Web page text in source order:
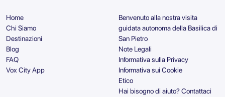
Home
Chi Siamo
Destinazioni
Blog
FAQ
Vox City App
Benvenuto alla nostra visita
guidata autonoma della Basilica di
San Pietro
Note Legali
Informativa sulla Privacy
Informativa sui Cookie
Etico
Hai bisogno di aiuto? Contattaci